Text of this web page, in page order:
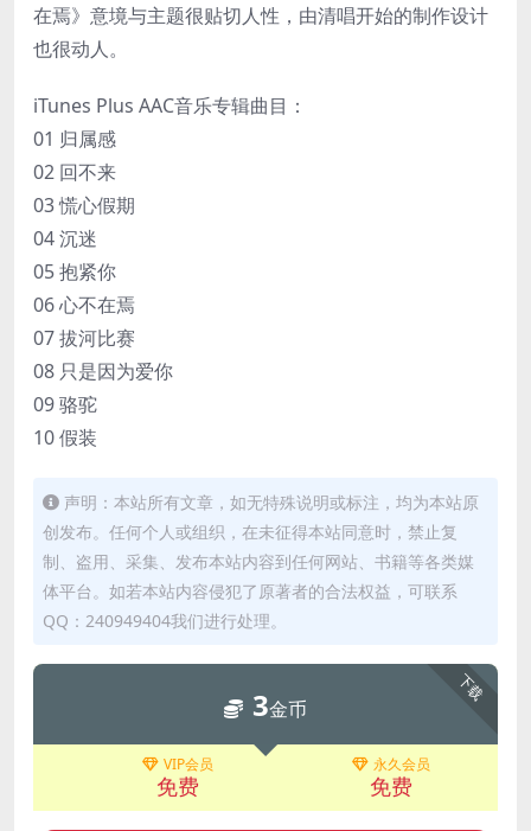
在焉》意境与主题很贴切人性，由清唱开始的制作设计
也很动人。
iTunes Plus AAC音乐专辑曲目：
01 归属感
02 回不来
03 慌心假期
04 沉迷
05 抱紧你
06 心不在焉
07 拔河比赛
08 只是因为爱你
09 骆驼
10 假装
声明：本站所有文章，如无特殊说明或标注，均为本站原
创发布。任何个人或组织，在未征得本站同意时，禁止复
制、盗用、采集、发布本站内容到任何网站、书籍等各类媒
体平台。如若本站内容侵犯了原著者的合法权益，可联系
QQ：240949404我们进行处理。
下载
3金币
VIP会员
免费
永久会员
免费